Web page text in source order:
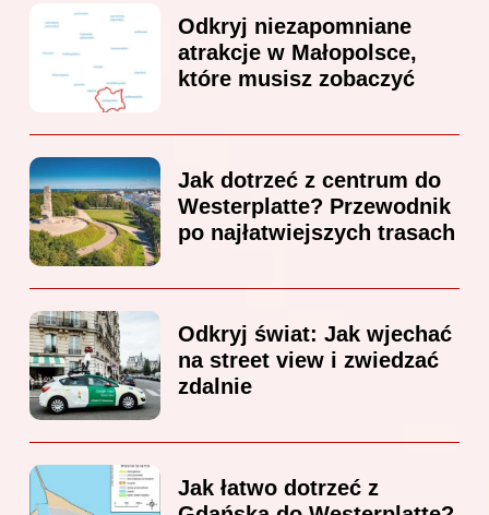
Odkryj niezapomniane
atrakcje w Małopolsce,
które musisz zobaczyć
Jak dotrzeć z centrum do
Westerplatte? Przewodnik
po najłatwiejszych trasach
Odkryj świat: Jak wjechać
na street view i zwiedzać
zdalnie
Jak łatwo dotrzeć z